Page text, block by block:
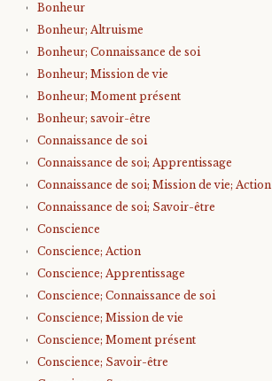
Bonheur
Bonheur; Altruisme
Bonheur; Connaissance de soi
Bonheur; Mission de vie
Bonheur; Moment présent
Bonheur; savoir-être
Connaissance de soi
Connaissance de soi; Apprentissage
Connaissance de soi; Mission de vie; Action
Connaissance de soi; Savoir-être
Conscience
Conscience; Action
Conscience; Apprentissage
Conscience; Connaissance de soi
Conscience; Mission de vie
Conscience; Moment présent
Conscience; Savoir-être